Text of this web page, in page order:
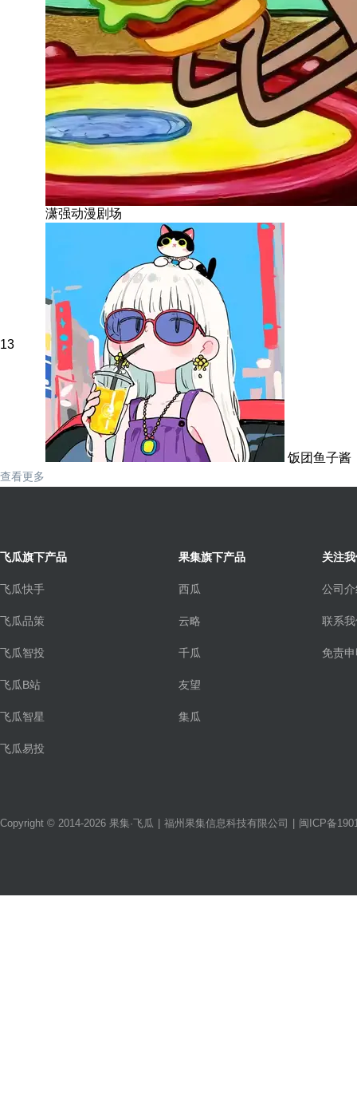
潇强动漫剧场
13
饭团鱼子酱
查看更多
飞瓜旗下产品
飞瓜快手
飞瓜品策
飞瓜智投
飞瓜B站
飞瓜智星
飞瓜易投
果集旗下产品
西瓜
云略
千瓜
友望
集瓜
关注
公司
联系
免责
Copyright © 2014-2026 果集·飞瓜 福州果集信息科技有限公司 闽ICP备